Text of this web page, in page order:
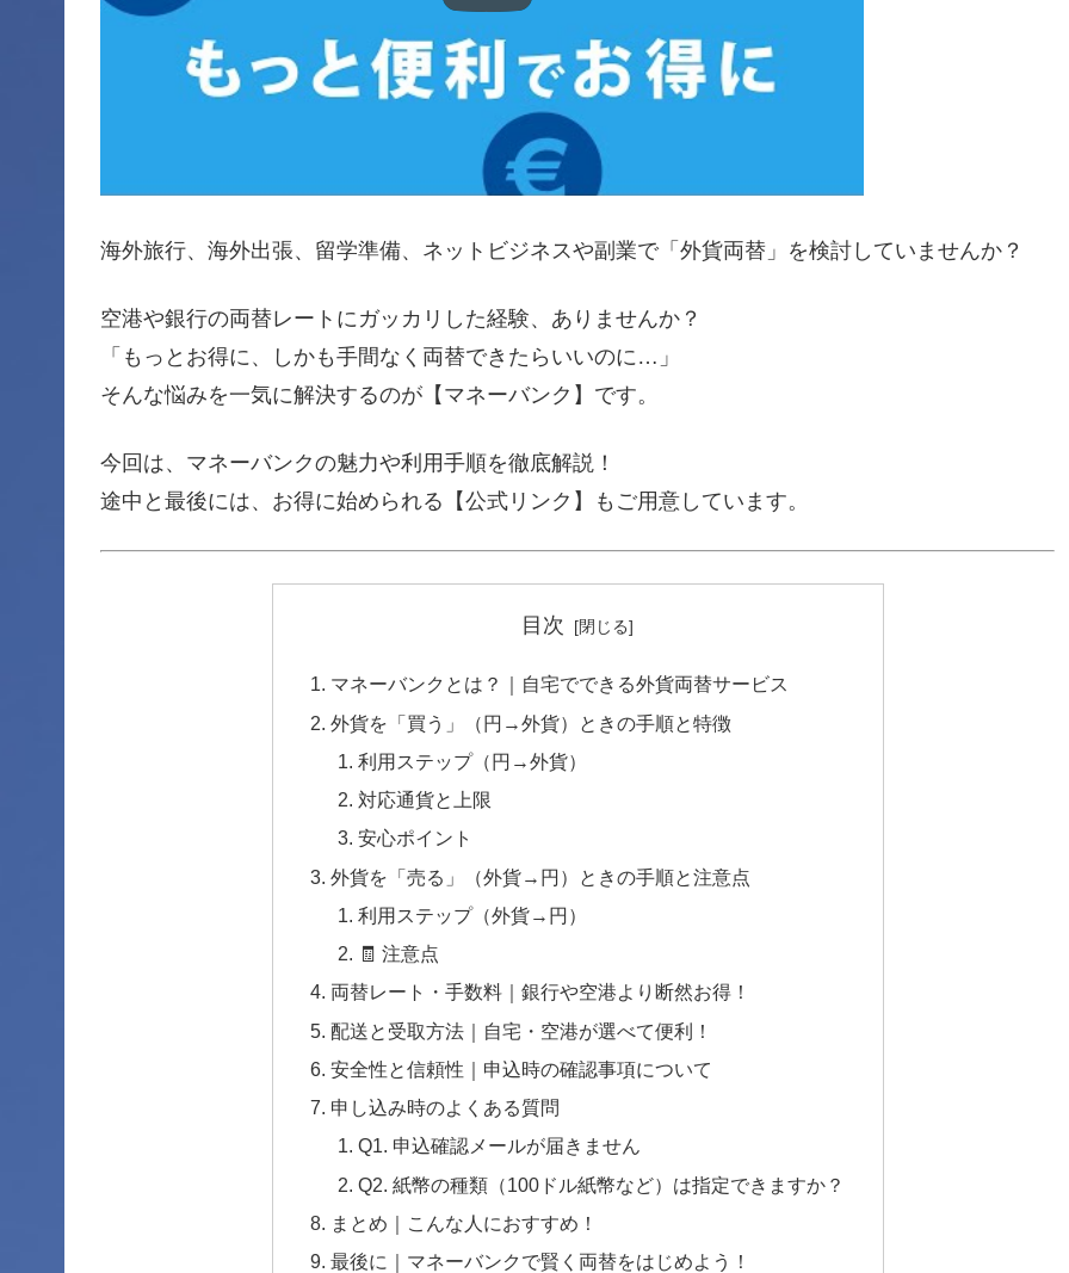
海外旅行、海外出張、留学準備、ネットビジネスや副業で「外貨両替」を検討していませんか？
空港や銀行の両替レートにガッカリした経験、ありませんか？
「もっとお得に、しかも手間なく両替できたらいいのに…」
そんな悩みを一気に解決するのが【マネーバンク】です。
今回は、マネーバンクの魅力や利用手順を徹底解説！
途中と最後には、お得に始められる【公式リンク】もご用意しています。
目次
マネーバンクとは？｜自宅でできる外貨両替サービス
外貨を「買う」（円→外貨）ときの手順と特徴
利用ステップ（円→外貨）
対応通貨と上限
安心ポイント
外貨を「売る」（外貨→円）ときの手順と注意点
利用ステップ（外貨→円）
🧾 注意点
両替レート・手数料｜銀行や空港より断然お得！
配送と受取方法｜自宅・空港が選べて便利！
安全性と信頼性｜申込時の確認事項について
申し込み時のよくある質問
Q1. 申込確認メールが届きません
Q2. 紙幣の種類（100ドル紙幣など）は指定できますか？
まとめ｜こんな人におすすめ！
最後に｜マネーバンクで賢く両替をはじめよう！